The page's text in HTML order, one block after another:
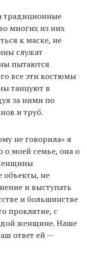
традиционные
многих из них
к маске, не
служат
пытаются
все эти костюмы
танцуют в
за ними по
и труб.
не говорила» я
о моей семье, она о
объекты, не
и выступать
и большинстве
проклятие, с
женщине. Наше
ответ ей —